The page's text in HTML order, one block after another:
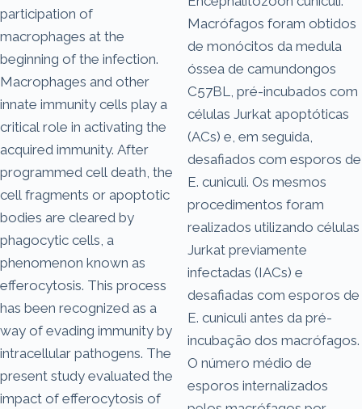
participation of
macrophages at the
beginning of the infection.
Macrophages and other
innate immunity cells play a
critical role in activating the
acquired immunity. After
programmed cell death, the
cell fragments or apoptotic
bodies are cleared by
phagocytic cells, a
phenomenon known as
efferocytosis. This process
has been recognized as a
way of evading immunity by
intracellular pathogens. The
present study evaluated the
impact of efferocytosis of
Macrófagos foram obtidos
de monócitos da medula
óssea de camundongos
C57BL, pré-incubados com
células Jurkat apoptóticas
(ACs) e, em seguida,
desafiados com esporos de
E. cuniculi. Os mesmos
procedimentos foram
realizados utilizando células
Jurkat previamente
infectadas (IACs) e
desafiadas com esporos de
E. cuniculi antes da pré-
incubação dos macrófagos.
O número médio de
esporos internalizados